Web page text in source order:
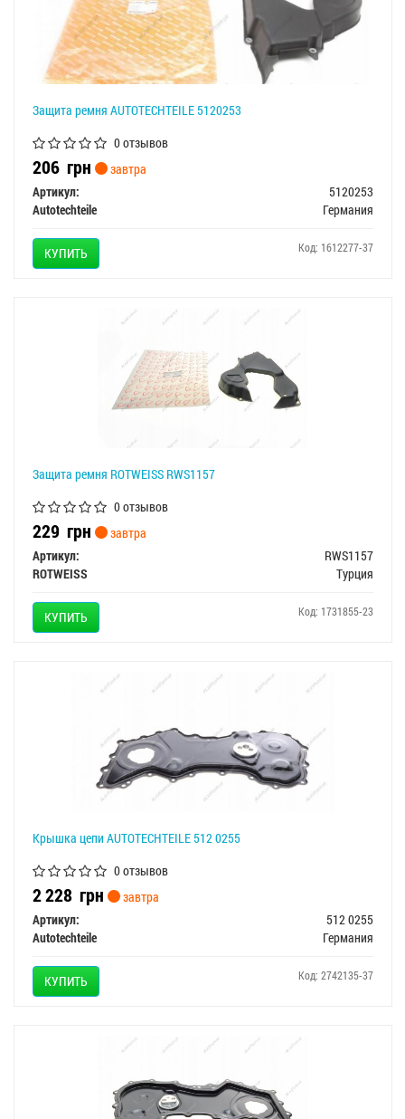
Защита ремня AUTOTECHTEILE 5120253
0 отзывов
206 грн
завтра
Артикул:
5120253
Autotechteile
Германия
КУПИТЬ Код: 1612277-37
Защита ремня ROTWEISS RWS1157
0 отзывов
229 грн
завтра
Артикул:
RWS1157
ROTWEISS
Турция
КУПИТЬ Код: 1731855-23
Крышка цепи AUTOTECHTEILE 512 0255
0 отзывов
2 228 грн
завтра
Артикул:
512 0255
Autotechteile
Германия
КУПИТЬ Код: 2742135-37